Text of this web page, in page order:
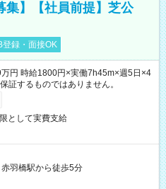
集】【社員前提】芝公
登録・面接OK
円 時給1800円×実働7h45m×週5日×4
するものではありません。
として実費支給
赤羽橋駅から徒歩5分